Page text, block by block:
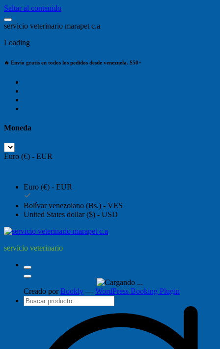
Saltar al contenido
servicio veterinario marapet c.a
Loading
🔥 Envío gratis en todos los pedidos desde venezuela. $50+
Moneda
Euro (€) - EUR
Euro (€) - EUR
Bolívar venezolano (Bs.) - VES
United States dollar ($) - USD
servicio veterinario
Creado por Bookly — WordPress Booking Plugin